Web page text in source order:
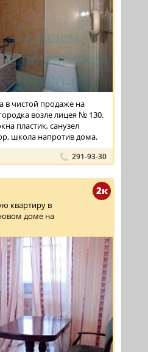
в чистой продаже на
возле лицея № 130.
пластик, санузел
школа напротив дома.
291-93-30
2к
квартиру в
доме на